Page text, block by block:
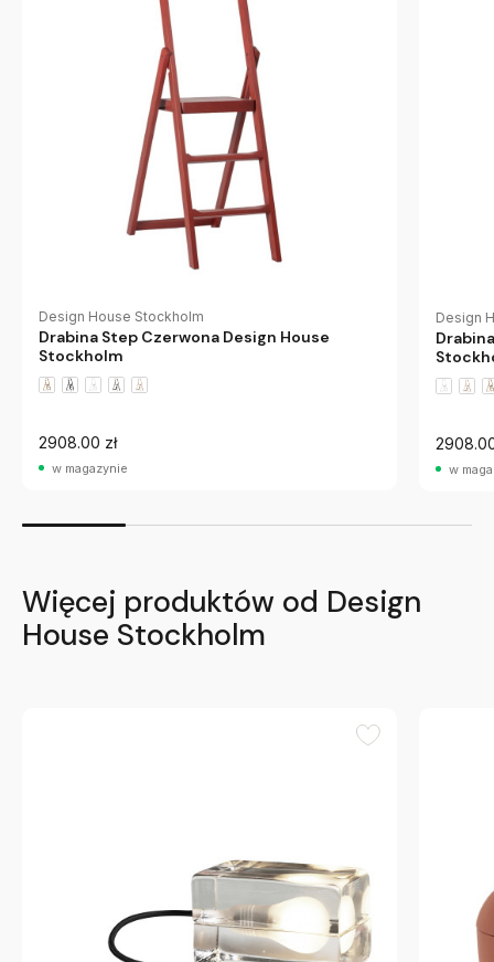
Design House Stockholm
Drabina Step Czerwona Design House
Stockholm
2908.00 zł
w magazynie
Design
w
Więcej produktów od Design
House Stockholm